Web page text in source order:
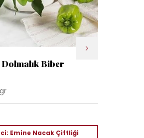
Biber
Emine Nacak Çiftliği